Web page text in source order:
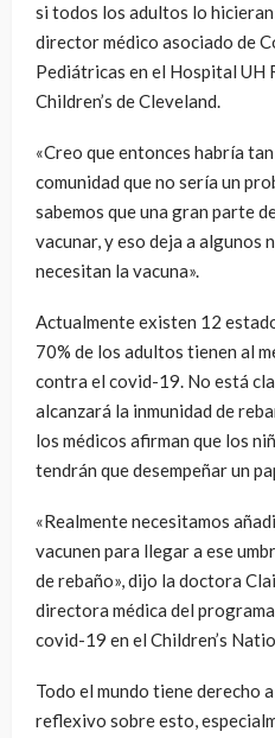
si todos los adultos lo
director médico asociado de
Pediátricas en el Hospital UH
Children’s de Cleveland.
«Creo que entonces habría
comunidad que no sería un
sabemos que una gran parte
vacunar, y eso deja a algunos
necesitan la vacuna».
Actualmente existen 12
70% de los adultos tienen al
contra el covid-19. No está
alcanzará la inmunidad de
los médicos afirman que los
tendrán que desempeñar un
«Realmente necesitamos
vacunen para llegar a ese
de rebaño», dijo la doctora
directora médica del
covid-19 en el Children’s
Todo el mundo tiene derecho
reflexivo sobre esto,